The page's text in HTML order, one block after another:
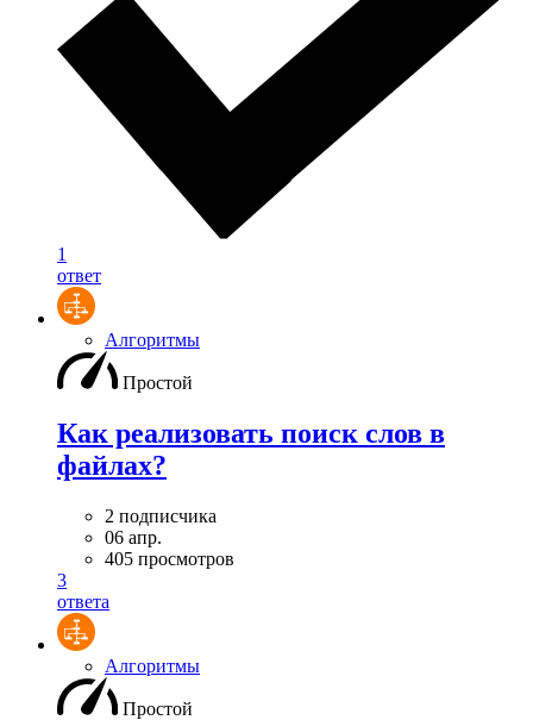
1
ответ
Алгоритмы
Простой
Как реализовать поиск слов в
файлах?
2 подписчика
06 апр.
405 просмотров
3
ответа
Алгоритмы
Простой